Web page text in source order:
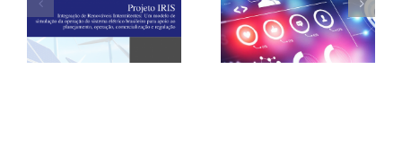
BID-MONITOR (2015-
2017)
P&D CEMIG (2013-
2015)